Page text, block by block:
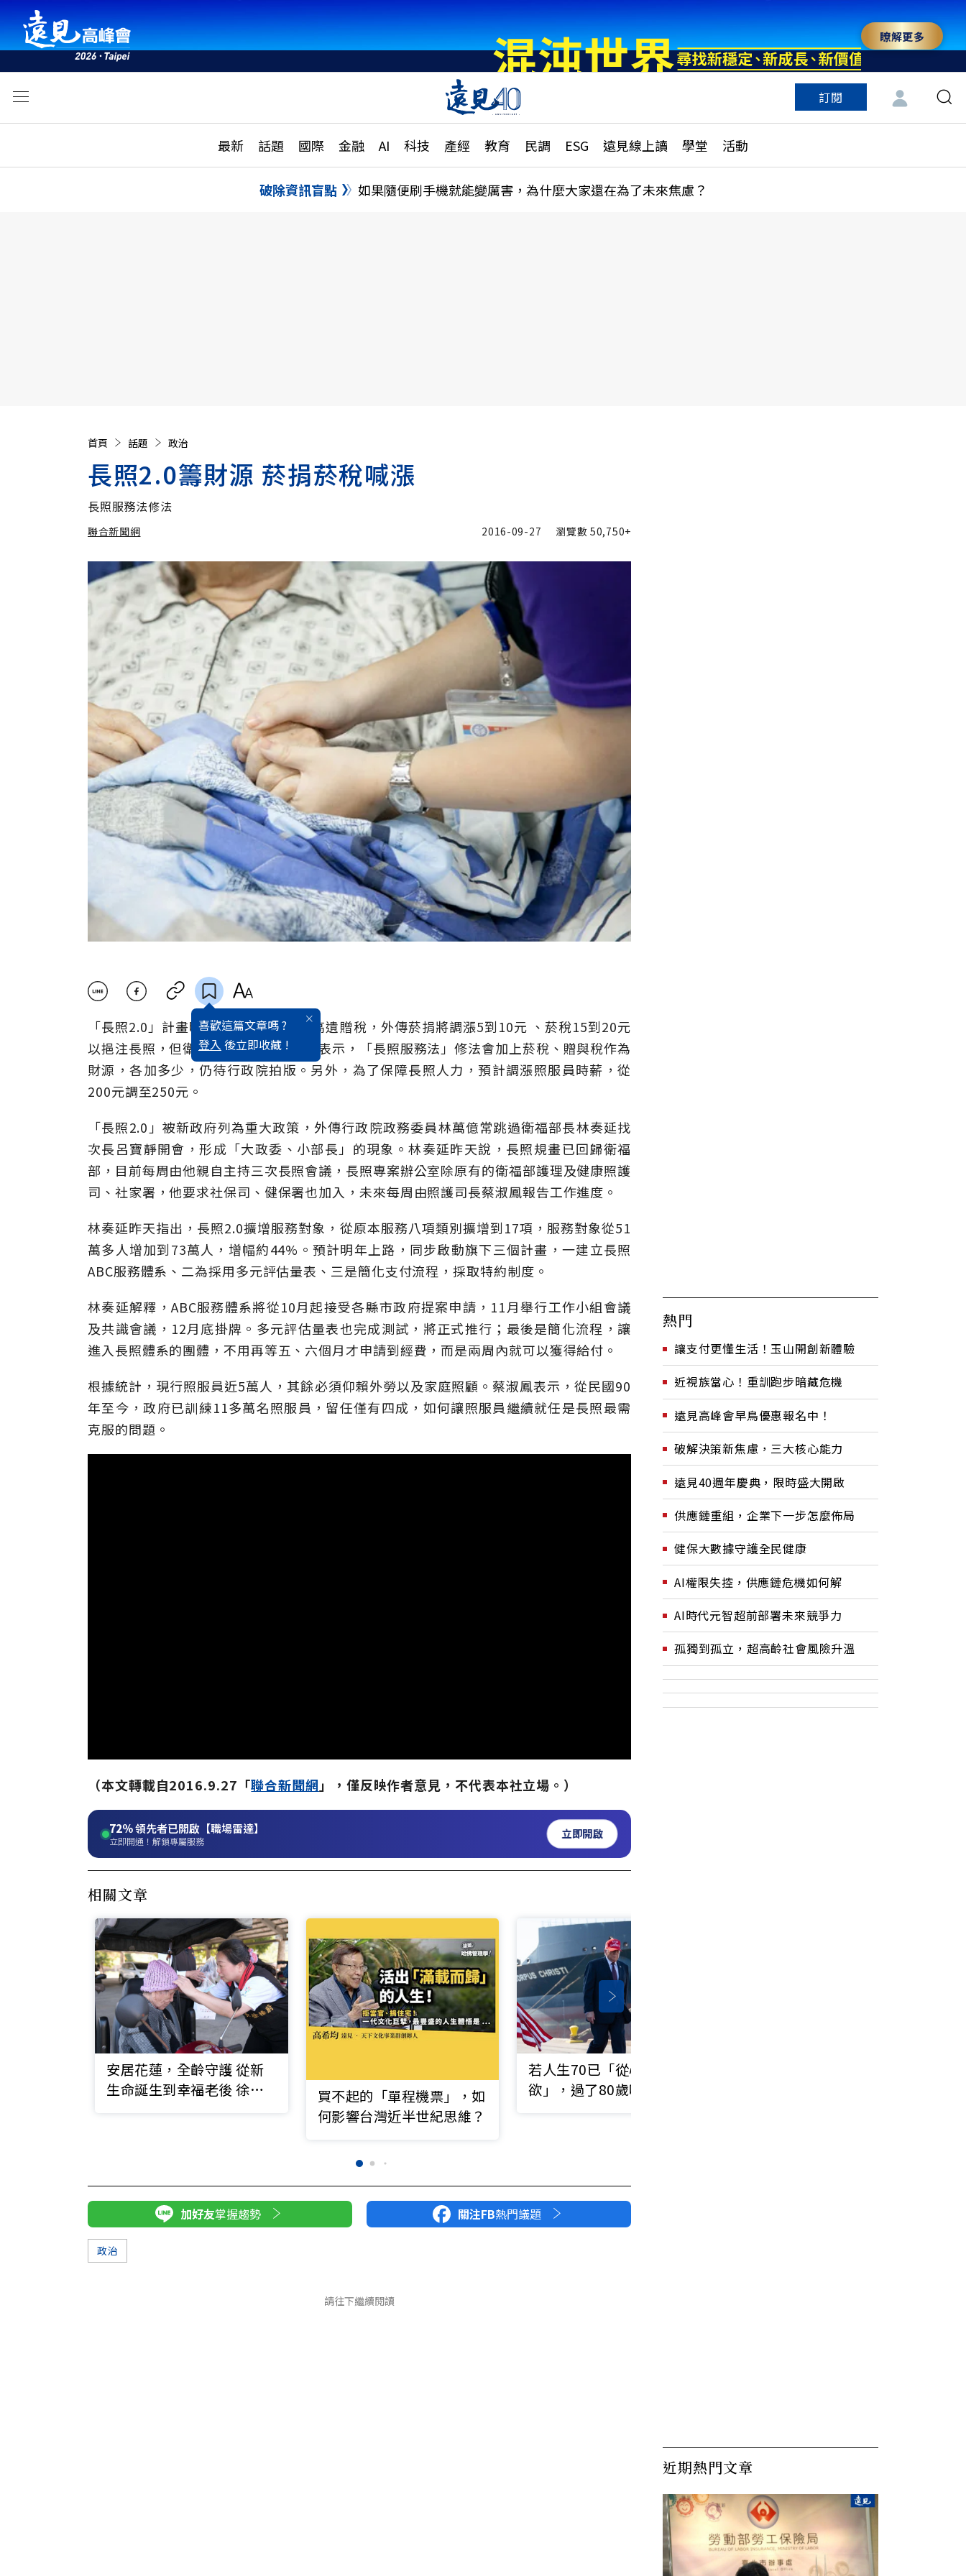
瞭解更多
訂閱
最新 話題 國際 金融 AI 科技 產經 教育 民調 ESG 遠見線上讀 學堂 活動
活動
話題
國際
特輯
大學升學、職涯攻略
縣市施政調查全解析
更多訂閱方案
特色頻道
破除資訊盲點 如果隨便刷手機就能變厲害，為什麼大家還在為了未來焦慮？
首頁 話題 政治
長照2.0籌財源 菸捐菸稅喊漲
長照服務法修法
聯合新聞網
聯合新聞網 加入追蹤
2016-09-27 瀏覽數50,750+
喜歡這篇文章嗎 ?
登入 後立即收藏 !
「長照2.0」計畫明年即將上路，除調高遺贈稅，外傳菸捐將調漲5到10元 、菸稅15到20元
以挹注長照，但衛福部長林奏延昨天僅表示，「長照服務法」修法會加上菸稅、贈與稅作為
財源，各加多少，仍待行政院拍版。另外，為了保障長照人力，預計調漲照服員時薪，從
200元調至250元。
「長照2.0」被新政府列為重大政策，外傳行政院政務委員林萬億常跳過衛福部長林奏延找
次長呂寶靜開會，形成「大政委、小部長」的現象。林奏延昨天說，長照規畫已回歸衛福
部，目前每周由他親自主持三次長照會議，長照專案辦公室除原有的衛福部護理及健康照護
司、社家署，他要求社保司、健保署也加入，未來每周由照護司長蔡淑鳳報告工作進度。
林奏延昨天指出，長照2.0擴增服務對象，從原本服務八項類別擴增到17項，服務對象從51
萬多人增加到73萬人，增幅約44%。預計明年上路，同步啟動旗下三個計畫，一建立長照
ABC服務體系、二為採用多元評估量表、三是簡化支付流程，採取特約制度。
林奏延解釋，ABC服務體系將從10月起接受各縣市政府提案申請，11月舉行工作小組會議
及共識會議，12月底掛牌。多元評估量表也完成測試，將正式推行；最後是簡化流程，讓
進入長照體系的團體，不用再等五、六個月才申請到經費，而是兩周內就可以獲得給付。
根據統計，現行照服員近5萬人，其餘必須仰賴外勞以及家庭照顧。蔡淑鳳表示，從民國90
年至今，政府已訓練11多萬名照服員，留任僅有四成，如何讓照服員繼續就任是長照最需
克服的問題。
（本文轉載自2016.9.27「聯合新聞網 」，僅反映作者意見，不代表本社立場。）
72%領先者已開啟【職場雷達】
立即開通！解鎖專屬服務
立即開啟
相關文章
安居花蓮，全齡守護 從新
生命誕生到幸福老後 徐榛
買不起的「單程機票」，如
何影響台灣近半世紀思維？
若人生70已「從心所
欲」，過了80歲呢？
加好友掌握趨勢 關注FB熱門議題
政治
請往下繼續閱讀
熱門
讓支付更懂生活！玉山開創新體驗
近視族當心！重訓跑步暗藏危機
遠見高峰會早鳥優惠報名中！
破解決策新焦慮，三大核心能力
遠見40週年慶典，限時盛大開啟
供應鏈重組，企業下一步怎麼佈局
健保大數據守護全民健康
AI權限失控，供應鏈危機如何解
AI時代元智超前部署未來競爭力
孤獨到孤立，超高齡社會風險升溫
近期熱門文章